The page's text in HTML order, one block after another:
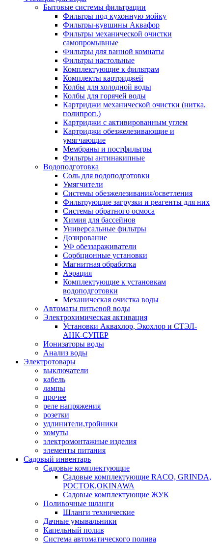
Бытовые системы фильтрации
Фильтры под кухонную мойку
Фильтры-кувшины Аквафор
Фильтры механической очистки
самопромывные
Фильтры для ванной комнаты
Фильтры настольные
Комплектующие к фильтрам
Комплекты картриджей
Колбы для холодной воды
Колбы для горячей воды
Картриджи механической очистки (нитка,
полипроп.)
Картриджи с активированным углем
Картриджи обезжелезивающие и
умягчающие
Мембраны и постфильтры
Фильтры антинакипные
Водоподготовка
Соль для водоподготовки
Умягчители
Системы обезжелезивания/осветления
Фильтрующие загрузки и реагенты для них
Системы обратного осмоса
Химия для бассейнов
Универсальные фильтры
Дозирование
УФ обеззараживатели
Сорбционные установки
Магнитная обработка
Аэрация
Комплектующие к установкам
водоподготовки
Механическая очистка воды
Автоматы питьевой воды
Электрохимическая активация
Установки Аквахлор, Экохлор и СТЭЛ-
АНК-СУПЕР
Ионизаторы воды
Анализ воды
Электротовары
выключатели
кабель
лампы
прочее
реле напряжения
розетки
удлинители,тройники
хомуты
электромонтажные изделия
элементы питания
Садовый инвентарь
Садовые комплектующие
Садовые комплектующие RACO, GRINDA,
РОСТОК,OKINAWA
Садовые комплектующие ЖУК
Поливочные шланги
Шланги технические
Дачные умывальники
Капельный полив
Система автоматического полива